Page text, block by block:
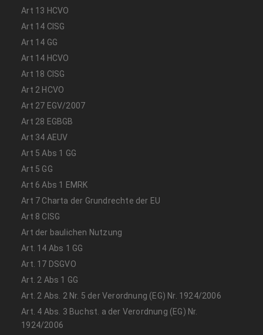
Art 13 HCVO
Art 14 CISG
Art 14 GG
Art 14 HCVO
Art 18 CISG
Art 2 HCVO
Art 27 EGV/2007
Art 28 EGBGB
Art 34 AEUV
Art 5 Abs 1 GG
Art 5 GG
Art 6 Abs 1 EMRK
Art 7 Charta der Grundrechte der EU
Art 8 CISG
Art der baulichen Nutzung
Art. 14 Abs 1 GG
Art. 17 DSGVO
Art. 2 Abs 1 GG
Art. 2 Abs. 2 Nr. 5 der Verordnung (EG) Nr. 1924/2006
Art. 4 Abs. 3 Buchst. a der Verordnung (EG) Nr.
1924/2006